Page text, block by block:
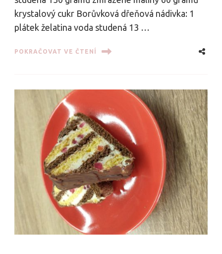
krystalový cukr Borůvková dřeňová nádivka: 1
plátek želatina voda studená 13 …
POKRAČOVAT VE ČTENÍ